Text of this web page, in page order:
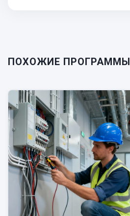
ПОХОЖИЕ ПРОГРАММЫ